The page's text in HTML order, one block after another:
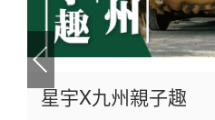
星宇X九州親子趣